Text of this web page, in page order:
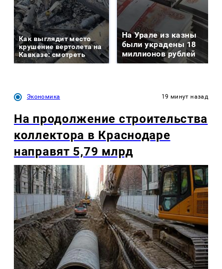
Как выглядит место
крушение вертолета на
Кавказе: смотреть
На Урале из казны
были украдены 18
миллионов рублей
Экономика 19 минут назад
На продолжение строительства
коллектора в Краснодаре
направят 5,79 млрд